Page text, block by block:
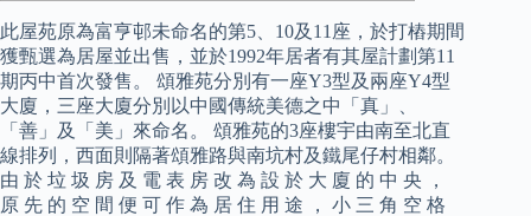
此屋苑原為富亨邨未命名的第5、10及11座，於打樁期間
獲甄選為居屋並出售，並於1992年居者有其屋計劃第11
期丙中首次發售。 頌雅苑分別有一座Y3型及兩座Y4型
大廈，三座大廈分別以中國傳統美德之中「真」、
「善」及「美」來命名。 頌雅苑的3座樓宇由南至北直
線排列，西面則隔著頌雅路與南坑村及鐵尾仔村相鄰。
由 於 垃 圾 房 及 電 表 房 改 為 設 於 大 廈 的 中 央 ，
原 先 的 空 間 便 可 作 為 居 住 用 途 ， 小 三 角 空 格